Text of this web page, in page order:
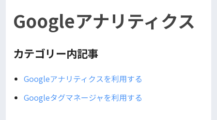
Googleアナリティクス
カテゴリー内記事
Googleアナリティクスを利用する
Googleタグマネージャを利用する